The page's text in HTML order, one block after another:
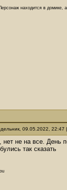
находится в домике,
09.05.2022,
, нет не на все. День
так сказать